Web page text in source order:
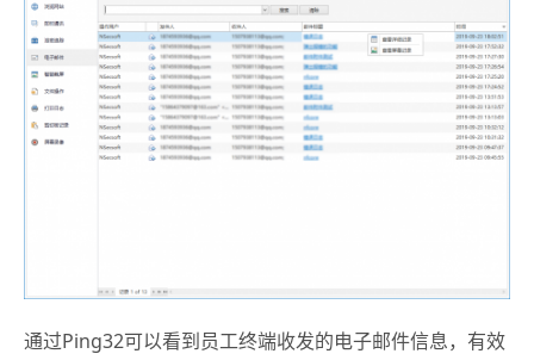
通过Ping32可以看到员工终端收发的电子邮件信息，有效